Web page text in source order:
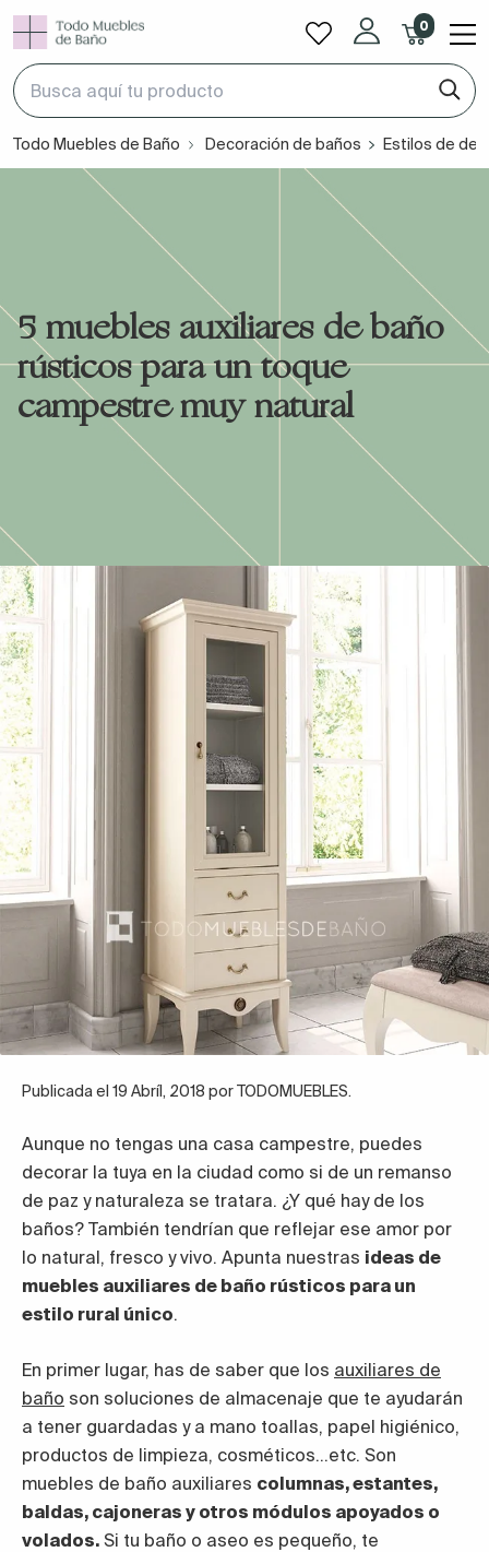
0
Todo Muebles de Baño Decoración de baños Estilos de
5 muebles auxiliares de baño
rústicos para un toque
campestre muy natural
Publicada el 19 Abríl, 2018 por TODOMUEBLES.
Aunque no tengas una casa campestre, puedes
decorar la tuya en la ciudad como si de un remanso
de paz y naturaleza se tratara. ¿Y qué hay de los
baños? También tendrían que reflejar ese amor por
lo natural, fresco y vivo. Apunta nuestras ideas de
muebles auxiliares de baño rústicos para un
estilo rural único.
En primer lugar, has de saber que los auxiliares de
baño son soluciones de almacenaje que te ayudarán
a tener guardadas y a mano toallas, papel higiénico,
productos de limpieza, cosméticos…etc. Son
muebles de baño auxiliares columnas, estantes,
baldas, cajoneras y otros módulos apoyados o
volados. Si tu baño o aseo es pequeño, te